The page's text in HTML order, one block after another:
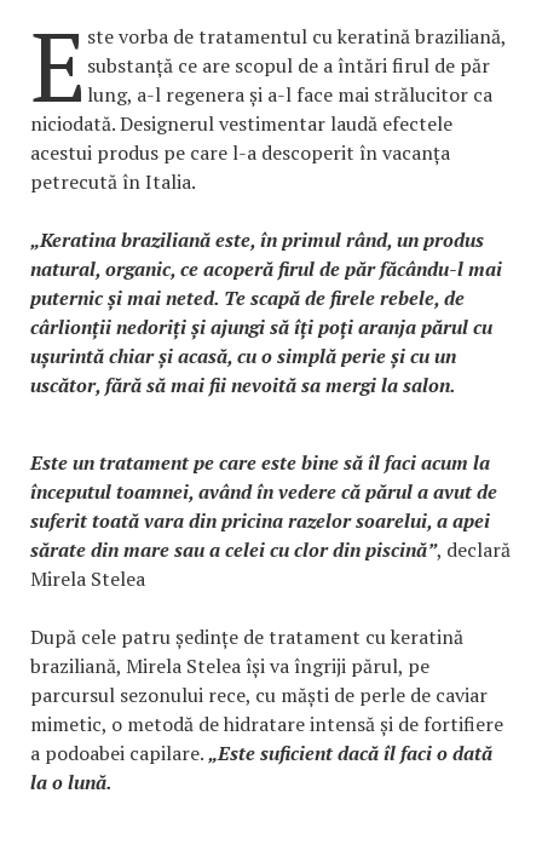
E ste vorba de tratamentul cu keratină braziliană,
substanță ce are scopul de a întări firul de păr
lung, a-l regenera și a-l face mai strălucitor ca
niciodată. Designerul vestimentar laudă efectele
acestui produs pe care l-a descoperit în vacanța
petrecută în Italia.
„Keratina braziliană este, în primul rând, un produs
natural, organic, ce acoperă firul de păr făcându-l mai
puternic și mai neted. Te scapă de firele rebele, de
cârlionții nedoriți și ajungi să îți poți aranja părul cu
ușurintă chiar și acasă, cu o simplă perie și cu un
uscător, fără să mai fii nevoită sa mergi la salon.
Este un tratament pe care este bine să îl faci acum la
începutul toamnei, având în vedere că părul a avut de
suferit toată vara din pricina razelor soarelui, a apei
sărate din mare sau a celei cu clor din piscină”, declară
Mirela Stelea
După cele patru ședințe de tratament cu keratină
braziliană, Mirela Stelea își va îngriji părul, pe
parcursul sezonului rece, cu măști de perle de caviar
mimetic, o metodă de hidratare intensă și de fortifiere
a podoabei capilare.„Este suficient dacă îl faci o dată
la o lună.